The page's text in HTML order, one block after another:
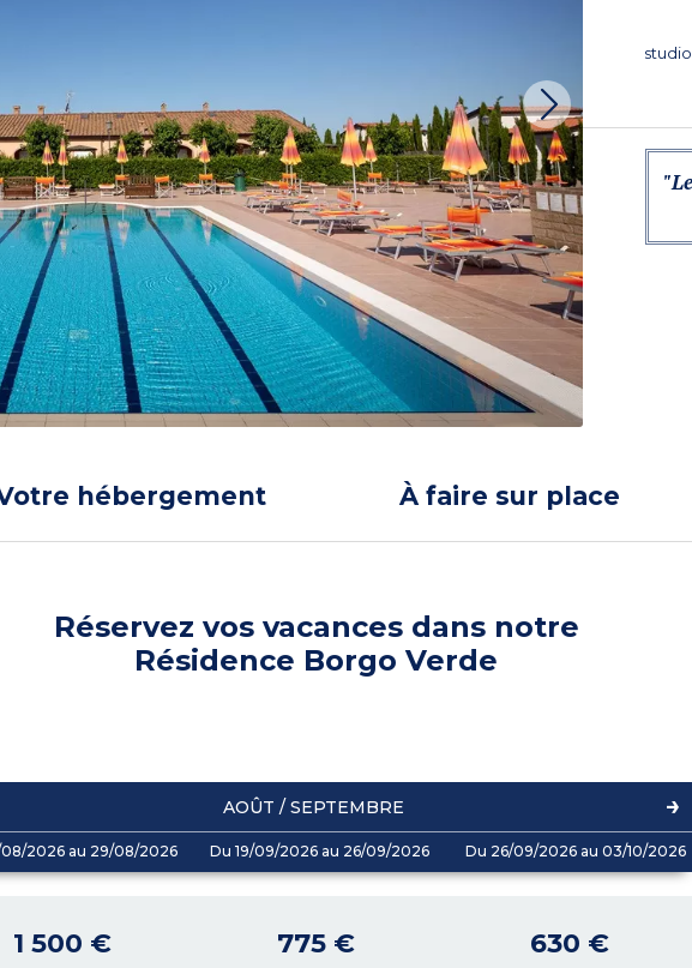
hébergement À faire sur place
Réservez vos vacances dans notre
Résidence Borgo Verde
AOÛT / SEPTEMBRE
2026 au 29/08/2026 Du 19/09/2026 au 26/09/2026 Du 26/09/2026 au 03/10/2026
1 500 € 775 € 630 €